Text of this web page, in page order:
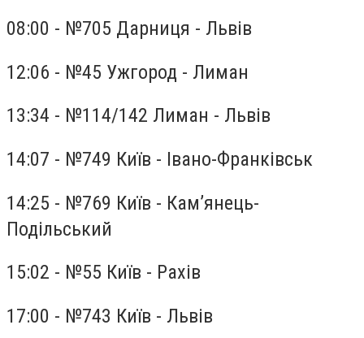
08:00 - №705 Дарниця - Львів
12:06 - №45 Ужгород - Лиман
13:34 - №114/142 Лиман - Львів
14:07 - №749 Київ - Івано-Франківськ
14:25 - №769 Київ - Кам’янець-
Подільський
15:02 - №55 Київ - Рахів
17:00 - №743 Київ - Львів